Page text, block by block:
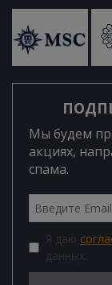
Мы будем
акциях,
спама.
Я даю
данных.